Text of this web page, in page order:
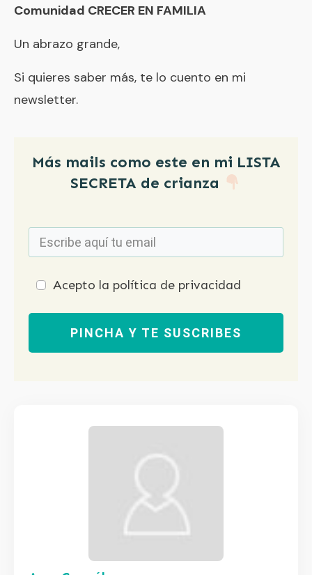
Comunidad CRECER EN FAMILIA
Un abrazo grande,
Si quieres saber más, te lo cuento en mi
newsletter.
Más mails como este en mi LISTA
SECRETA de crianza
Acepto la política de privacidad
PINCHA Y TE SUSCRIBES